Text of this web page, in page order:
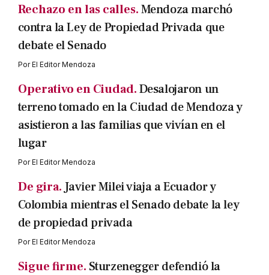
Rechazo en las calles.Mendoza marchó
contra la Ley de Propiedad Privada que
debate el Senado
PorEl Editor Mendoza
Operativo en Ciudad.Desalojaron un
terreno tomado en la Ciudad de Mendoza y
asistieron a las familias que vivían en el
lugar
PorEl Editor Mendoza
De gira. Javier Milei viaja a Ecuador y
Colombia mientras el Senado debate la ley
de propiedad privada
PorEl Editor Mendoza
Sigue firme. Sturzenegger defendió la